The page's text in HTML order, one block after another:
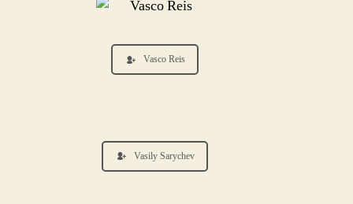
Vasco Reis
Vasily Sarychev